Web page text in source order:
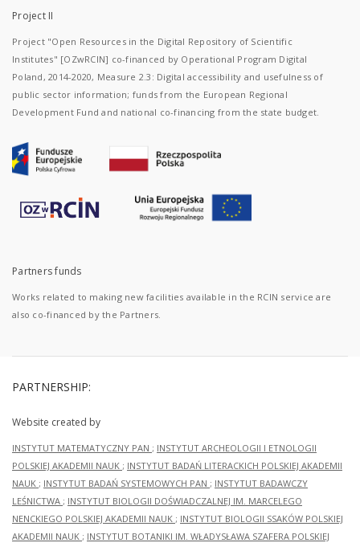
Project II
Project "Open Resources in the Digital Repository of Scientific
Institutes" [OZwRCIN] co-financed by Operational Program Digital
Poland, 2014-2020, Measure 2.3: Digital accessibility and usefulness of
public sector information; funds from the European Regional
Development Fund and national co-financing from the state budget.
Partners funds
Works related to making new facilities available in the RCIN service are
also co-financed by the Partners.
PARTNERSHIP:
Website created by
INSTYTUT MATEMATYCZNY PAN ; INSTYTUT ARCHEOLOGII I ETNOLOGII
POLSKIEJ AKADEMII NAUK ; INSTYTUT BADAŃ LITERACKICH POLSKIEJ AKADEMII
NAUK ; INSTYTUT BADAŃ SYSTEMOWYCH PAN ; INSTYTUT BADAWCZY
LEŚNICTWA ; INSTYTUT BIOLOGII DOŚWIADCZALNEJ IM. MARCELEGO
NENCKIEGO POLSKIEJ AKADEMII NAUK ; INSTYTUT BIOLOGII SSAKÓW POLSKIEJ
AKADEMII NAUK ; INSTYTUT BOTANIKI IM. WŁADYSŁAWA SZAFERA POLSKIEJ